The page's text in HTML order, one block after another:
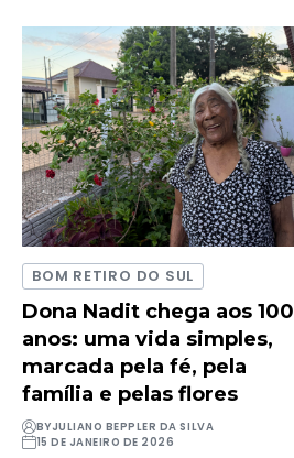
BOM RETIRO DO SUL
Dona Nadit chega aos 100
anos: uma vida simples,
marcada pela fé, pela
família e pelas flores
BYJULIANO BEPPLER DA SILVA
15 DE JANEIRO DE 2026